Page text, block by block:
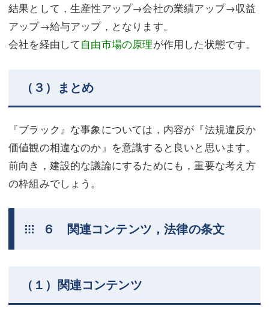
結果として，生産性アップ→会社の業績アップ→収益
アップ→給与アップ，となります。
会社を経由して自由市場の原理が作用した状態です。
（３）まとめ
『ブラック』な事象については，内容が『法規違反か
価値観の相違なのか』を意識すると良いと思います。
前向き，建設的な議論にするためにも，重要な考え方
の枠組みでしょう。
６ 関連コンテンツ，法律の条文
（１）関連コンテンツ